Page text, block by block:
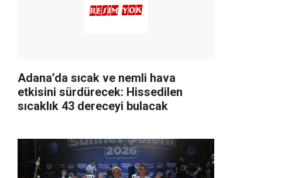
Adana’da sıcak ve nemli hava
etkisini sürdürecek: Hissedilen
sıcaklık 43 dereceyi bulacak